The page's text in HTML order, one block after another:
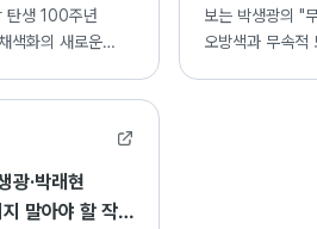
탄생 100주년
색화의 새로운
보는 박생광의 "
오방색과 무속적
광·박래현
말아야 할 작품